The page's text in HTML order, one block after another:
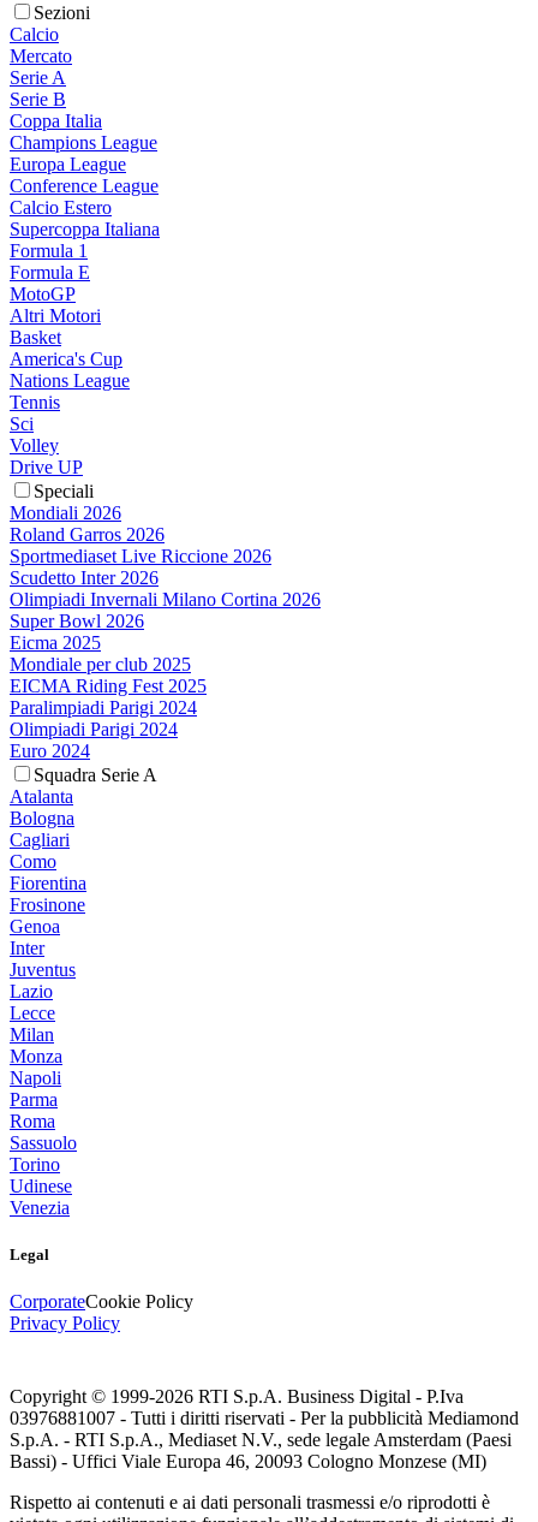
Sezioni
Calcio
Mercato
Serie A
Serie B
Coppa Italia
Champions League
Europa League
Conference League
Calcio Estero
Supercoppa Italiana
Formula 1
Formula E
MotoGP
Altri Motori
Basket
America's Cup
Nations League
Tennis
Sci
Volley
Drive UP
Speciali
Mondiali 2026
Roland Garros 2026
Sportmediaset Live Riccione 2026
Scudetto Inter 2026
Olimpiadi Invernali Milano Cortina 2026
Super Bowl 2026
Eicma 2025
Mondiale per club 2025
EICMA Riding Fest 2025
Paralimpiadi Parigi 2024
Olimpiadi Parigi 2024
Euro 2024
Squadra Serie A
Atalanta
Bologna
Cagliari
Como
Fiorentina
Frosinone
Genoa
Inter
Juventus
Lazio
Lecce
Milan
Monza
Napoli
Parma
Roma
Sassuolo
Torino
Udinese
Venezia
Legal
CorporateCookie Policy
Privacy Policy
Copyright © 1999-2026 RTI S.p.A. Business Digital - P.Iva
03976881007 - Tutti i diritti riservati - Per la pubblicità Mediamond
S.p.A. - RTI S.p.A., Mediaset N.V., sede legale Amsterdam (Paesi
Bassi) - Uffici Viale Europa 46, 20093 Cologno Monzese (MI)
Rispetto ai contenuti e ai dati personali trasmessi e/o riprodotti è